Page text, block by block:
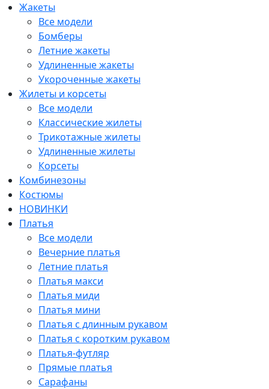
Жакеты
Все модели
Бомберы
Летние жакеты
Удлиненные жакеты
Укороченные жакеты
Жилеты и корсеты
Все модели
Классические жилеты
Трикотажные жилеты
Удлиненные жилеты
Корсеты
Комбинезоны
Костюмы
НОВИНКИ
Платья
Все модели
Вечерние платья
Летние платья
Платья макси
Платья миди
Платья мини
Платья с длинным рукавом
Платья с коротким рукавом
Платья-футляр
Прямые платья
Сарафаны